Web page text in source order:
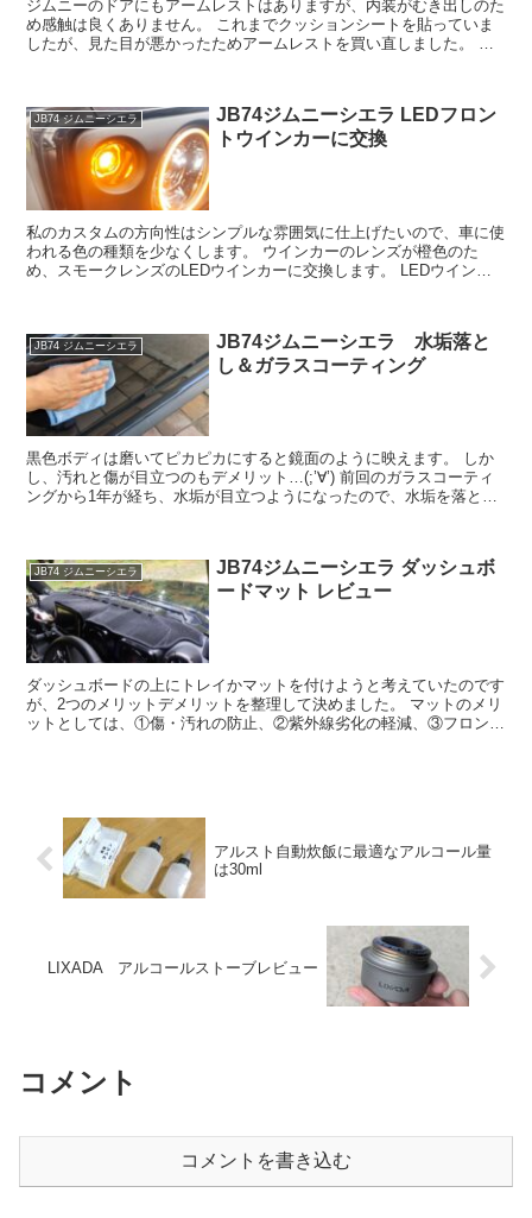
ジムニーのドアにもアームレストはありますが、内装がむき出しのた
め感触は良くありません。 これまでクッションシートを貼っていま
したが、見た目が悪かったためアームレストを買い直しました。 ★
JB74 ジムニーシエラ
JB74ジムニーシエラ LEDフロン
トウインカーに交換
私のカスタムの方向性はシンプルな雰囲気に仕上げたいので、車に使
われる色の種類を少なくします。 ウインカーのレンズが橙色のた
め、スモークレンズのLEDウインカーに交換します。 LEDウインカ
JB74 ジムニーシエラ
JB74ジムニーシエラ 水垢落と
し＆ガラスコーティング
黒色ボディは磨いてピカピカにすると鏡面のように映えます。 しか
し、汚れと傷が目立つのもデメリット…(;’∀’) 前回のガラスコーティ
ングから1年が経ち、水垢が目立つようになったので、水垢を落と
JB74 ジムニーシエラ
JB74ジムニーシエラ ダッシュボ
ードマット レビュー
ダッシュボードの上にトレイかマットを付けようと考えていたのです
が、2つのメリットデメリットを整理して決めました。 マットのメリ
ットとしては、①傷・汚れの防止、②紫外線劣化の軽減、③フロント
アルスト自動炊飯に最適なアルコール量
は30ml
LIXADA アルコールストーブレビュー
コメント
コメントを書き込む